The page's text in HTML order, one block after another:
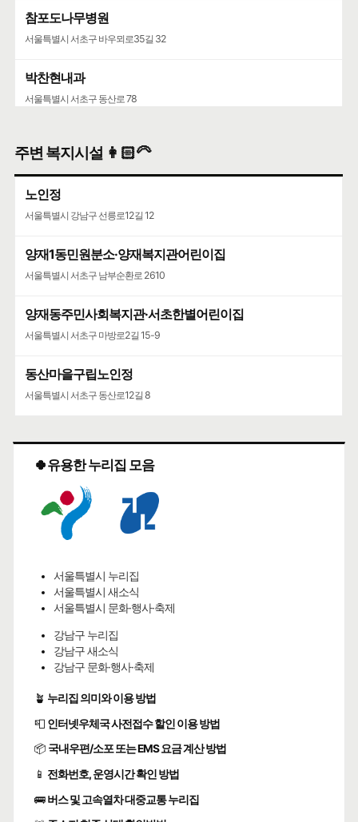
참포도나무병원
서울특별시 서초구 바우뫼로35길 32
박찬현내과
서울특별시 서초구 동산로 78
주변 복지시설 👩🏻‍🦳
노인정
서울특별시 강남구 선릉로12길 12
양재1동민원분소·양재복지관어린이집
서울특별시 서초구 남부순환로 2610
양재동주민사회복지관·서초한별어린이집
서울특별시 서초구 마방로2길 15-9
동산마을구립노인정
서울특별시 서초구 동산로12길 8
🍀유용한 누리집 모음
서울특별시 누리집
서울특별시 새소식
서울특별시 문화·행사·축제
강남구 누리집
강남구 새소식
강남구 문화·행사·축제
🪴 누리집 의미와 이용 방법
📮 인터넷우체국 사전접수 할인 이용 방법
📦 국내우편/소포 또는 EMS 요금 계산 방법
📱 전화번호, 운영시간 확인 방법
🚌버스 및 고속열차 대중교통 누리집